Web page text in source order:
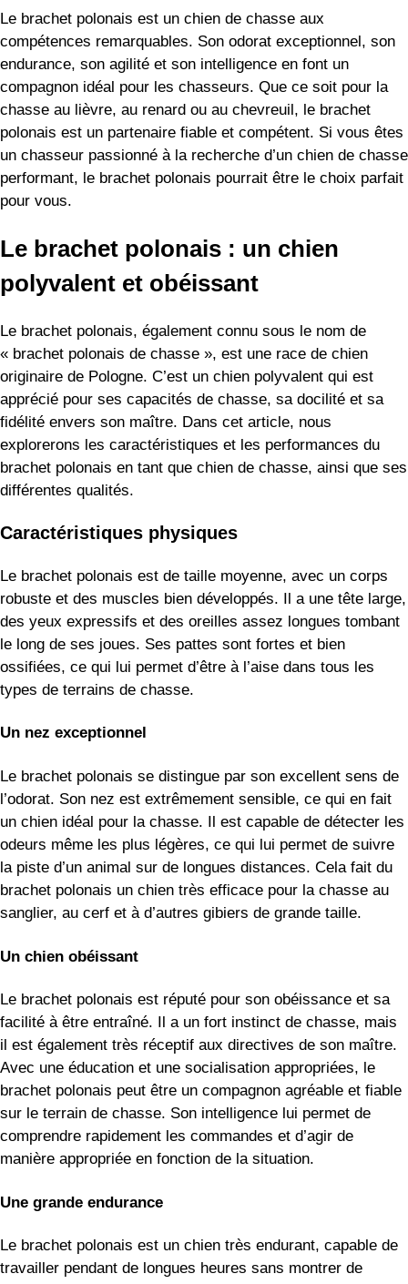
Le brachet polonais est un chien de chasse aux
compétences remarquables. Son odorat exceptionnel, son
endurance, son agilité et son intelligence en font un
compagnon idéal pour les chasseurs. Que ce soit pour la
chasse au lièvre, au renard ou au chevreuil, le brachet
polonais est un partenaire fiable et compétent. Si vous êtes
un chasseur passionné à la recherche d’un chien de chasse
performant, le brachet polonais pourrait être le choix parfait
pour vous.
Le brachet polonais : un chien
polyvalent et obéissant
Le brachet polonais, également connu sous le nom de
« brachet polonais de chasse », est une race de chien
originaire de Pologne. C’est un chien polyvalent qui est
apprécié pour ses capacités de chasse, sa docilité et sa
fidélité envers son maître. Dans cet article, nous
explorerons les caractéristiques et les performances du
brachet polonais en tant que chien de chasse, ainsi que ses
différentes qualités.
Caractéristiques physiques
Le brachet polonais est de taille moyenne, avec un corps
robuste et des muscles bien développés. Il a une tête large,
des yeux expressifs et des oreilles assez longues tombant
le long de ses joues. Ses pattes sont fortes et bien
ossifiées, ce qui lui permet d’être à l’aise dans tous les
types de terrains de chasse.
Un nez exceptionnel
Le brachet polonais se distingue par son excellent sens de
l’odorat. Son nez est extrêmement sensible, ce qui en fait
un chien idéal pour la chasse. Il est capable de détecter les
odeurs même les plus légères, ce qui lui permet de suivre
la piste d’un animal sur de longues distances. Cela fait du
brachet polonais un chien très efficace pour la chasse au
sanglier, au cerf et à d’autres gibiers de grande taille.
Un chien obéissant
Le brachet polonais est réputé pour son obéissance et sa
facilité à être entraîné. Il a un fort instinct de chasse, mais
il est également très réceptif aux directives de son maître.
Avec une éducation et une socialisation appropriées, le
brachet polonais peut être un compagnon agréable et fiable
sur le terrain de chasse. Son intelligence lui permet de
comprendre rapidement les commandes et d’agir de
manière appropriée en fonction de la situation.
Une grande endurance
Le brachet polonais est un chien très endurant, capable de
travailler pendant de longues heures sans montrer de